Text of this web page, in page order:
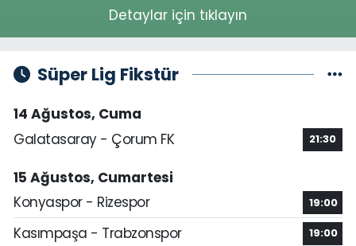
Detaylar için tıklayın
Süper Lig Fikstür
14 Ağustos, Cuma
Galatasaray - Çorum FK
21:30
15 Ağustos, Cumartesi
Konyaspor - Rizespor
19:00
Kasımpaşa - Trabzonspor 19:00